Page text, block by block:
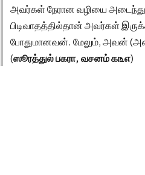
அவர்கள் நேரான வழியை அடைந்து
பிடிவாதத்தில்தான் அவர்கள்
போதுமானவன். மேலும், அவன்
(ஸூரத்துல் பகரா, வசனம் ௧௩௭)